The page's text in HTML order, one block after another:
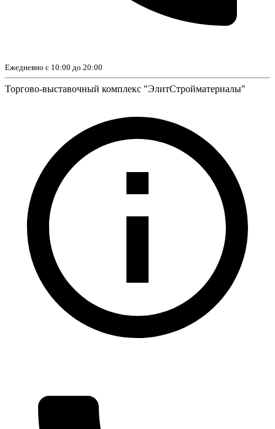
Ежедневно с 10:00 до 20:00
Торгово-выставочный комплекс "ЭлитСтройматериалы"